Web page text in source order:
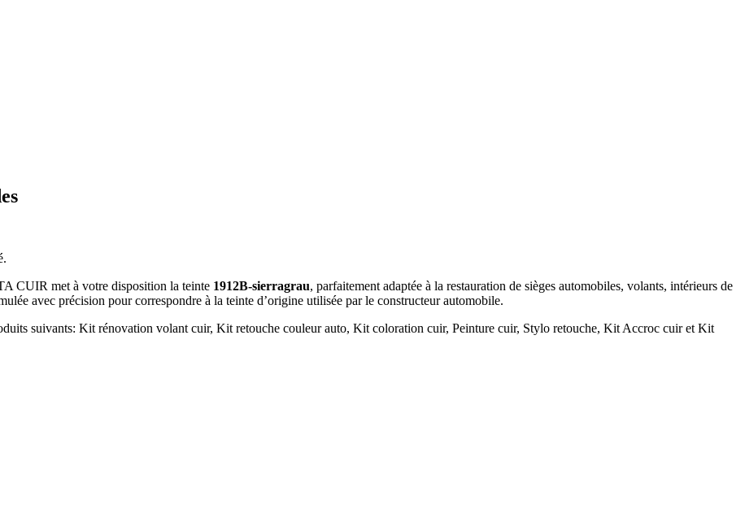
CUIR met à votre disposition la teinte 1912B-sierragrau, parfaitement adaptée à la restauration de sièges automobiles, volants, intérieurs de
avec précision pour correspondre à la teinte d’origine utilisée par le constructeur automobile.
suivants: Kit rénovation volant cuir, Kit retouche couleur auto, Kit coloration cuir, Peinture cuir, Stylo retouche, Kit Accroc cuir et Kit